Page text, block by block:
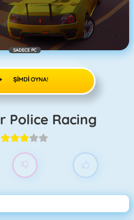
SADECE PC
ŞIMDI OYNA!
Police Racing